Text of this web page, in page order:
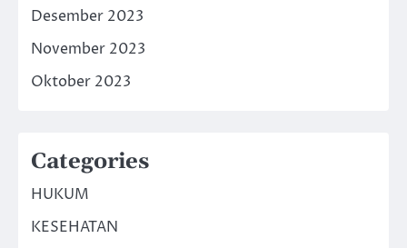
Desember 2023
November 2023
Oktober 2023
Categories
HUKUM
KESEHATAN